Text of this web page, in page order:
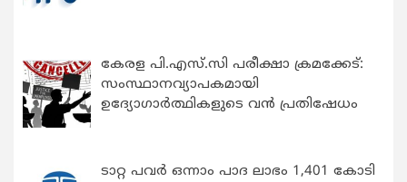
കേരള പി.എസ്.സി പരീക്ഷാ ക്രമക്കേട്:
സംസ്ഥാനവ്യാപകമായി
ഉദ്യോഗാര്‍ത്ഥികളുടെ വന്‍ പ്രതിഷേധം
ടാറ്റ പവർ ഒന്നാം പാദ ലാഭം 1,401 കോടി